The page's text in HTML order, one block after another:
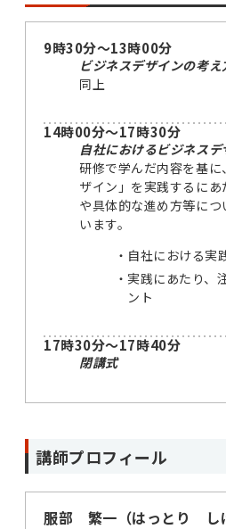
9時30分～13時00分
ビジネスデザインの考
同上
14時00分～17時30分
自社におけるビジネス
研修で学んだ内容を基
ザイン」を実践するに
や具体的な進め方等に
います。
自社における実
実践にあたり、
ント
17時30分～17時40分
閉講式
講師プロフィール
服部 繁一（はっとり し